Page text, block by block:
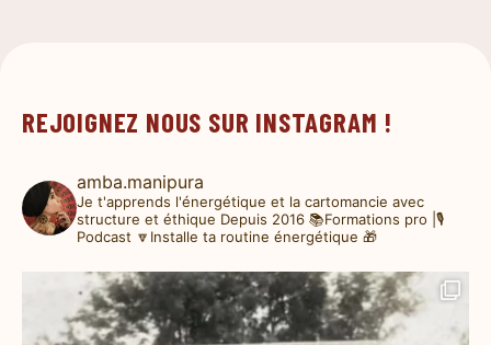
REJOIGNEZ NOUS SUR INSTAGRAM !
amba.manipura
Je t'apprends l'énergétique et la cartomancie avec
structure et éthique Depuis 2016 📚Formations pro |🎙️
Podcast 🔽Installe ta routine énergétique 🎁